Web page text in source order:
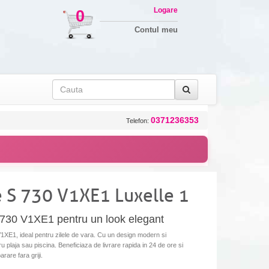
0 Logare
Contul meu
Telefon: 0371236353
730 V1XE1 Luxelle 1
V1XE1 pentru un look elegant
ideal pentru zilele de vara. Cu un design modern si
plaja sau piscina. Beneficiaza de livrare rapida in 24 de ore si
fara griji.